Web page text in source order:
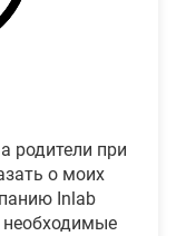
родители при
о моих
Inlab
необходимые